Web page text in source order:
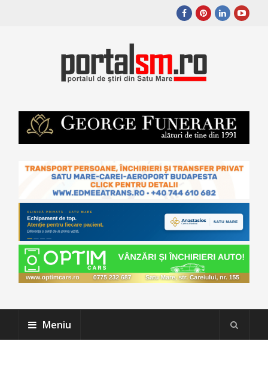
Meniu